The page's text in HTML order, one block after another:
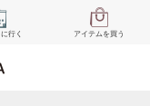
に行く アイテムを買う